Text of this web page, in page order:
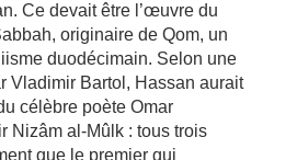
Ce devait être l’œuvre du
originaire de Qom, un
duodécimain. Selon une
Vladimir Bartol, Hassan aurait
célèbre poète Omar
Nizâm al-Mûlk : tous trois
que le premier qui